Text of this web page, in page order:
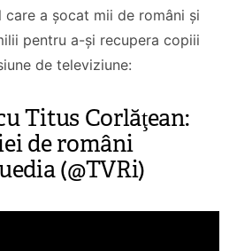
care a șocat mii de români și
pentru a-și recupera copiii
de televiziune:
Titus Corlăţean:
de români
(@TVRi)